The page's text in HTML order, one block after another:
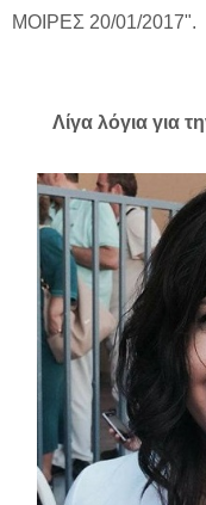
ΜΟΙΡΕΣ 20/01/2017".
Λίγα λόγια για